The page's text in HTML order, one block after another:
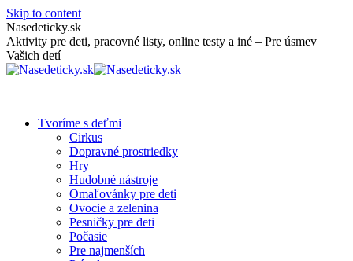
Skip to content
Nasedeticky.sk
Aktivity pre deti, pracovné listy, online testy a iné – Pre úsmev
Vašich detí
Tvoríme s deťmi
Cirkus
Dopravné prostriedky
Hry
Hudobné nástroje
Omaľovánky pre deti
Ovocie a zelenina
Pesničky pre deti
Počasie
Pre najmenších